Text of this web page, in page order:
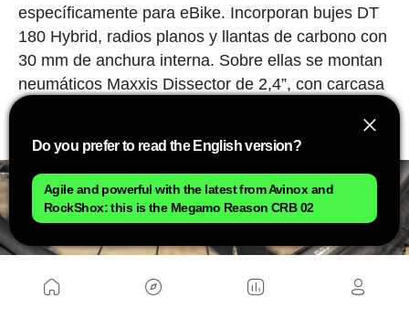
específicamente para eBike. Incorporan bujes DT
180 Hybrid, radios planos y llantas de carbono con
30 mm de anchura interna. Sobre ellas se montan
neumáticos Maxxis Dissector de 2,4”, con carcasa
Do you prefer to read the English version?
Agile and powerful with the latest from Avinox and
RockShox: this is the Megamo Reason CRB 02